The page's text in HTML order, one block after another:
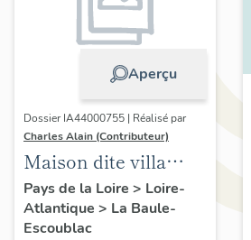
Aperçu
Dossier IA44000755 | Réalisé par
Charles Alain (Contributeur)
Maison dite villa
balnéaire Rénova, 5
allée des Tamaris
Pays de la Loire > Loire-
Atlantique > La Baule-
Escoublac